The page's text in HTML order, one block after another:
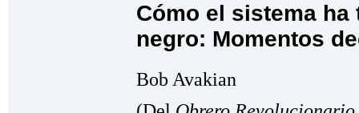
Cómo el sistema
negro: Momentos
Bob Avakian